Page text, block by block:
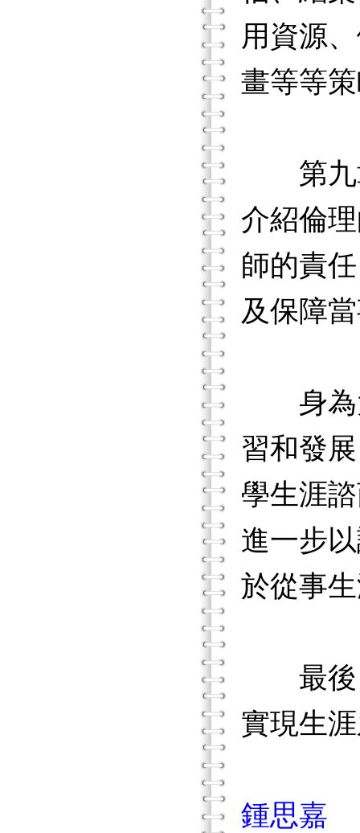
用資源
畫等等
第九章
介紹倫
師的責
及保障
身為大
習和發
學生涯
進一步
於從事
最後，
實現生
鍾思嘉